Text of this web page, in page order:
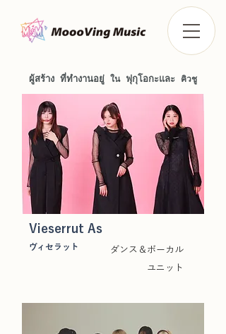
ผู้สร้าง ที่ทำงานอยู่ ใน ฟุกุโอกะและ คิวชู
Vieserrut As
ヴィセラット
ダンス＆ボーカル
ユニット